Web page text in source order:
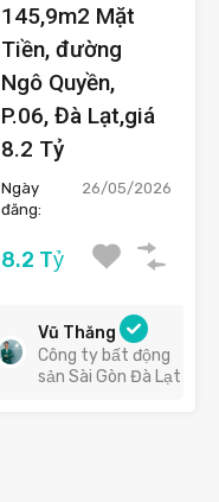
145,9m2 Mặt
Tiền, đường
Ngô Quyền,
P.06, Đà Lạt,giá
8.2 Tỷ
Ngày
đăng:
26/05/2026
8.2 Tỷ
Vũ Thăng
Công ty bất động
sản Sài Gòn Đà Lạt